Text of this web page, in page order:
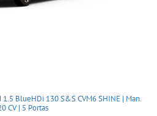
1.5 BlueHDi 130 S&S CVM6 SHINE | Man.
CV | 5 Portas